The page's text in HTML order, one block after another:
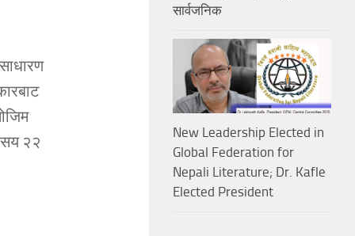
२२
सार्वजनिक
New Leadership Elected in
Global Federation for
Nepali Literature; Dr. Kafle
Elected President